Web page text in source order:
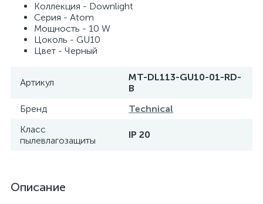
Коллекция - Downlight
Серия - Atom
Мощность - 10 W
Цоколь - GU10
Цвет - Черный
Артикул
MT-DL113-GU10-01-RD-
B
Бренд
Technical
Класс
пылевлагозащиты
IP 20
Описание